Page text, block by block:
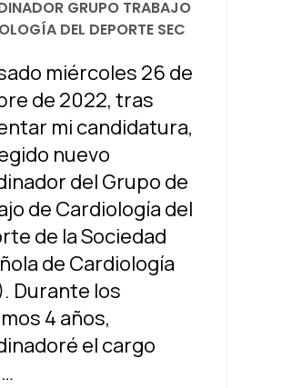
GRUPO TRABAJO
DEL DEPORTE SEC
miércoles 26 de
de 2022, tras
mi candidatura,
nuevo
del Grupo de
de Cardiología del
de la Sociedad
de Cardiología
Durante los
4 años,
el cargo